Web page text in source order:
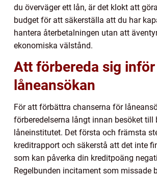
du överväger ett lån, är det klokt att
budget för att säkerställa att du har
hantera återbetalningen utan att
ekonomiska välstånd.
Att förbereda sig inför
låneansökan
För att förbättra chanserna för
förberedelserna långt innan besöket till
låneinstitutet. Det första och främsta
kreditrapport och säkerstå att det inte
som kan påverka din kreditpoäng
Regelbunden incitament som missade